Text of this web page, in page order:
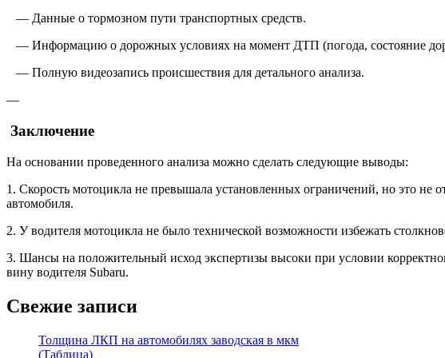
— Данные о тормозном пути транспортных средств.
— Информацию о дорожных условиях на момент ДТП (погода, состояние
— Полную видеозапись происшествия для детального анализа.
—
Заключение
На основании проведенного анализа можно сделать следующие выводы:
1. Скорость мотоцикла не превышала установленных ограничений, но это не
автомобиля.
2. У водителя мотоцикла не было технической возможности избежать
3. Шансы на положительный исход экспертизы высоки при условии
вину водителя Subaru.
Свежие записи
Толщина ЛКП на автомобилях заводская в мкм
(Таблица)